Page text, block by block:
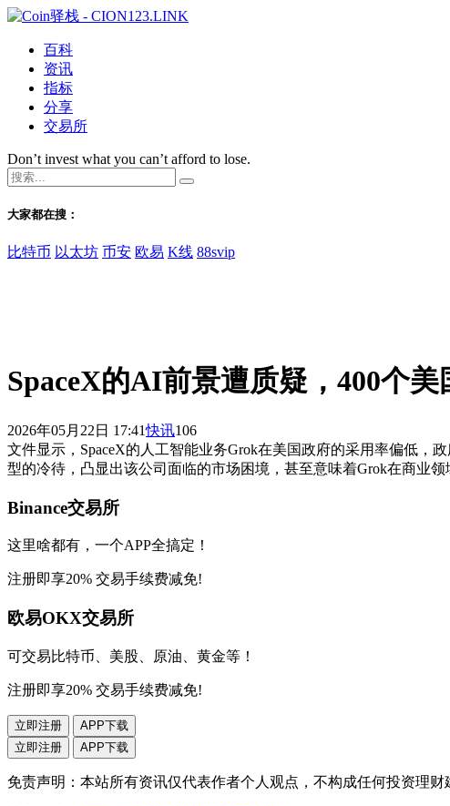
百科
资讯
指标
分享
交易所
Don’t invest what you can’t afford to lose.
大家都在搜：
比特币 以太坊 币安 欧易 K线 88svip
SpaceX的AI前景遭质疑，400个
2026年05月22日 17:41快讯106
文件显示，SpaceX的人工智能业务Grok在美国政府的采用率偏低，
型的冷待，凸显出该公司面临的市场困境，甚至意味着Grok在商业
Binance交易所
这里啥都有，一个APP全搞定！
注册即享20% 交易手续费减免!
欧易OKX交易所
可交易比特币、美股、原油、黄金等！
注册即享20% 交易手续费减免!
立即注册
APP下载
立即注册
APP下载
免责声明：本站所有资讯仅代表作者个人观点，不构成任何投资理财